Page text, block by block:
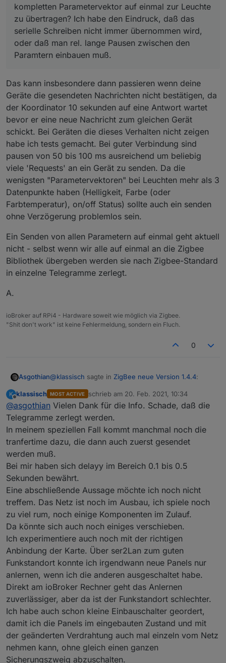
kompletten Parametervektor auf einmal zur Leuchte
zu übertragen? Ich habe den Eindruck, daß das
serielle Schreiben nicht immer übernommen wird,
oder daß man rel. lange Pausen zwischen den
Paramtern einbauen muß.
Das kann insbesondere dann passieren wenn deine
Geräte die gesendeten Nachrichten nicht bestätigen, da
der Koordinator 10 sekunden auf eine Antwort wartet
bevor er eine neue Nachricht zum gleichen Gerät
schickt. Bei Geräten die dieses Verhalten nicht zeigen
habe ich tests gemacht. Bei guter Verbindung sind
pausen von 50 bis 100 ms ausreichend um beliebig
viele 'Requests' an ein Gerät zu senden. Da die
wenigsten "Parametervektoren" bei Leuchten mehr als 3
Datenpunkte haben (Helligkeit, Farbe (oder
Farbtemperatur), on/off Status) sollte auch ein senden
ohne Verzögerung problemlos sein.
Ein Senden von allen Parametern auf einmal geht aktuell
nicht - selbst wenn wir alle auf einmal an die Zigbee
Bibliothek übergeben werden sie nach Zigbee-Standard
in einzelne Telegramme zerlegt.
A.
ioBroker auf RPi4 - Hardware soweit wie möglich via Zigbee.
"Shit don't work" ist keine Fehlermeldung, sondern ein Fluch.
0
Asgothian@klassisch sagte in ZigBee neue Version 1.4.4:
Noch eine Frage: Gibt es eine Möglichkeit, den
kompletten Parametervektor auf einmal zur
Leuchte zu übertragen? Ich habe den Eindruck,
daß das serielle Schreiben nicht immer
übernommen wird, oder daß man rel. lange
muß.
Das kann insbesondere dann passieren wenn deine
Geräte die gesendeten Nachrichten nicht
bestätigen, da der Koordinator 10 sekunden auf eine
Antwort wartet bevor er eine neue Nachricht zum
Verhalten nicht zeigen habe ich tests gemacht. Bei
guter Verbindung sind pausen von 50 bis 100 ms
ausreichend um beliebig viele 'Requests' an ein
Gerät zu senden. Da die wenigsten
"Parametervektoren" bei Leuchten mehr als 3
Datenpunkte haben (Helligkeit, Farbe (oder
Farbtemperatur), on/off Status) sollte auch ein
senden ohne Verzögerung problemlos sein.
Ein Senden von allen Parametern auf einmal geht
aktuell nicht - selbst wenn wir alle auf einmal an die
Zigbee-Standard in einzelne Telegramme zerlegt.
K
Offline
klassisch MOST ACTIVE schrieb am 20. Feb. 2021, 10:34
zuletzt editiert von
@asgothian Vielen Dank für die Info. Schade, daß die
Telegramme zerlegt werden.
In meinem speziellen Fall kommt manchmal noch die
tranfertime dazu, die dann auch zuerst gesendet
werden muß.
Bei mir haben sich delayy im Bereich 0.1 bis 0.5
Sekunden bewährt.
Eine abschließende Aussage möchte ich noch nicht
treffem. Das Netz ist noch im Ausbau, ich spiele noch
zu viel rum, noch einige Komponenten im Zulauf.
Da könnte sich auch noch einiges verschieben.
Ich experimentiere auch noch mit der richtigen
Anbindung der Karte. Über ser2Lan zum guten
Funkstandort konnte ich irgendwann neue Panels nur
anlernen, wenn ich die anderen ausgeschaltet habe.
Direkt am ioBroker Rechner geht das Anlernen
zuverlässiger, aber da ist der Funkstandort schlechter.
Ich habe auch schon kleine Einbauschalter geordert,
damit ich die Panels im eingebauten Zustand und mit
der geänderten Verdrahtung auch mal einzeln vom Netz
nehmen kann, ohne gleich einen ganzen
Sicherungszweig abzuschalten.